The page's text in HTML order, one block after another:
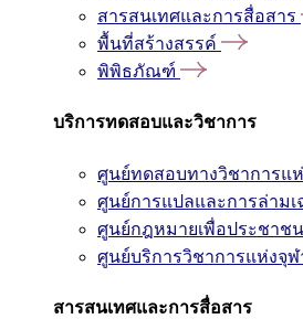
สารสนเทศและการสื่อสาร
พื้นที่สร้างสรรค์
พิพิธภัณฑ์
บริการทดสอบและวิชาการ
ศูนย์ทดสอบทางวิชาการแ
ศูนย์การแปลและการล่ามเ
ศูนย์กฎหมายเพื่อประชาชน
ศูนย์บริการวิชาการแห่งจุ
สารสนเทศและการสื่อสาร